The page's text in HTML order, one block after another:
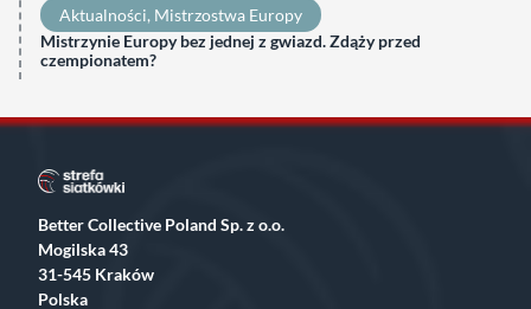
Aktualności, Mistrzostwa Europy
Mistrzynie Europy bez jednej z gwiazd. Zdąży przed
czempionatem?
Better Collective Poland Sp. z o.o.
Mogilska 43
31-545 Kraków
Polska